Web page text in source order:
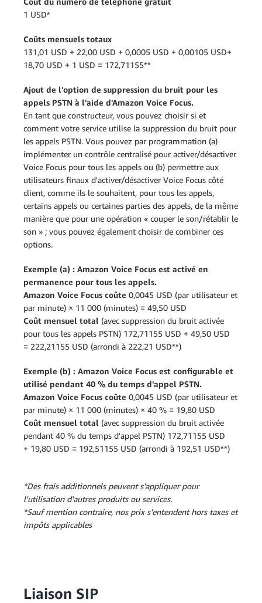
1 USD*
Coûts mensuels totaux
131,01 USD + 22,00 USD + 0,0005 USD + 0,00105 USD+
18,70 USD + 1 USD = 172,71155**
Ajout de l'option de suppression du bruit pour les
appels PSTN à l'aide d'Amazon Voice Focus.
En tant que constructeur, vous pouvez choisir si et
comment votre service utilise la suppression du bruit pour
les appels PSTN. Vous pouvez par programmation (a)
implémenter un contrôle centralisé pour activer/désactiver
Voice Focus pour tous les appels ou (b) permettre aux
utilisateurs finaux d'activer/désactiver Voice Focus côté
client, comme ils le souhaitent, pour tous les appels,
certains appels ou certaines parties des appels, de la même
manière que pour une opération « couper le son/rétablir le
son » ; vous pouvez également choisir de combiner ces
options.
Exemple (a) : Amazon Voice Focus est activé en
permanence pour tous les appels.
Amazon Voice Focus coûte 0,0045 USD (par utilisateur et
par minute) × 11 000 (minutes) = 49,50 USD
Coût mensuel total (avec suppression du bruit activée
pour tous les appels PSTN) 172,71155 USD + 49,50 USD
= 222,21155 USD (arrondi à 222,21 USD**)
Exemple (b) : Amazon Voice Focus est configurable et
utilisé pendant 40 % du temps d'appel PSTN.
Amazon Voice Focus coûte 0,0045 USD (par utilisateur et
par minute) × 11 000 (minutes) × 40 % = 19,80 USD
Coût mensuel total (avec suppression du bruit activée
pendant 40 % du temps d'appel PSTN) 172,71155 USD
+ 19,80 USD = 192,51155 USD (arrondi à 192,51 USD**)
*Des frais additionnels peuvent s'appliquer pour
l'utilisation d'autres produits ou services.
*Sauf mention contraire, nos prix s'entendent hors taxes et
impôts applicables
Liaison SIP